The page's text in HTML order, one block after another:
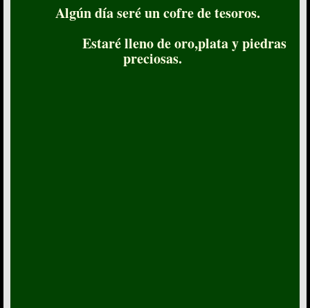
Algún día seré un cofre de tesoros.
Estaré lleno de oro,plata y piedras
preciosas.